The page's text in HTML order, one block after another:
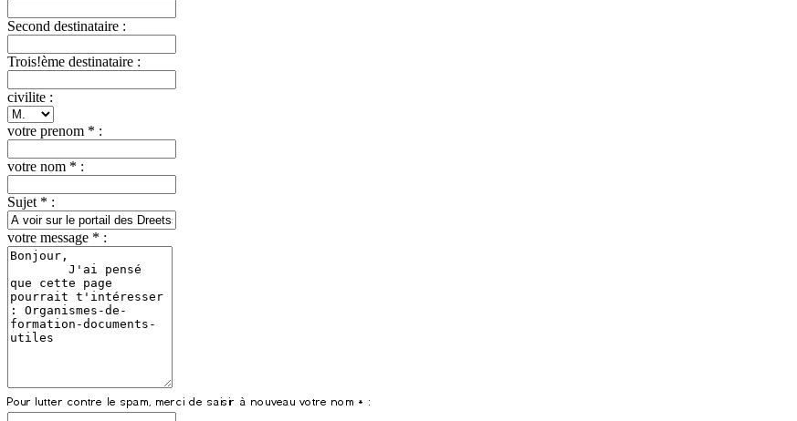
Second destinataire :
Trois!ème destinataire :
civilite :
votre prenom * :
votre nom * :
Sujet * :
votre message * :